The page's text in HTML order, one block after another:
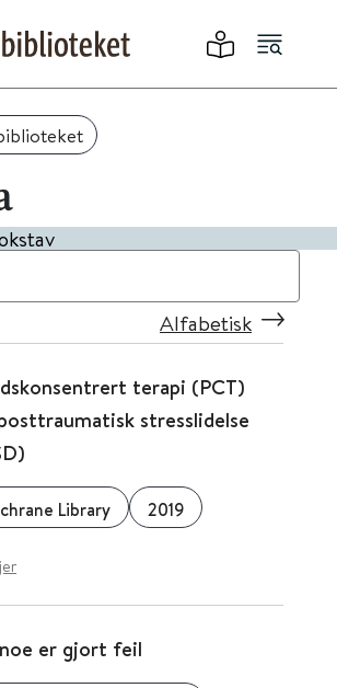
Alfabetisk
terapi (PCT)
stresslidelse
Library 2019
er gjort feil